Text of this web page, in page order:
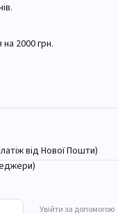
2000 грн.
від Нової Пошти)
Увійти за допомогою